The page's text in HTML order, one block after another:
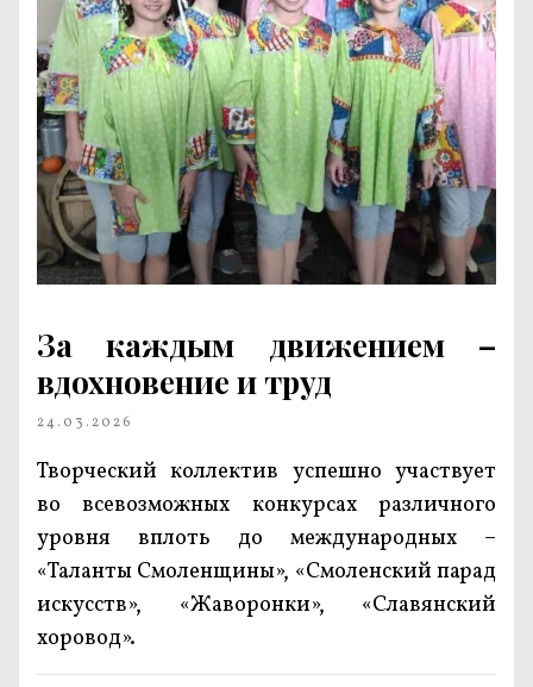
За каждым движением –
вдохновение и труд
24.03.2026
Творческий коллектив успешно участвует
во всевозможных конкурсах различного
уровня вплоть до международных –
«Таланты Смоленщины», «Смоленский парад
искусств», «Жаворонки», «Славянский
хоровод».